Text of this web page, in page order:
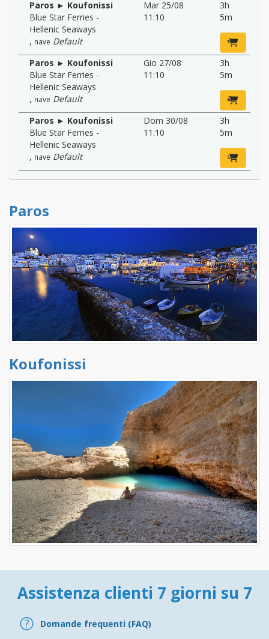
Paros ► Koufonissi
Blue Star Ferries -
Hellenic Seaways
, nave Default
Mar 25/08
11:10
3h
5m
Paros ► Koufonissi
Blue Star Ferries -
Hellenic Seaways
, nave Default
Gio 27/08
11:10
3h
5m
Paros ► Koufonissi
Blue Star Ferries -
Hellenic Seaways
, nave Default
Dom 30/08
11:10
3h
5m
Paros
Koufonissi
Assistenza clienti 7 giorni su 7
Domande frequenti (FAQ)